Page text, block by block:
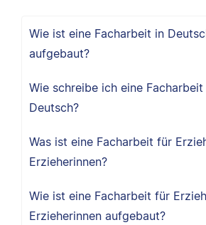
Wie ist eine Facharbeit in
aufgebaut?
Wie schreibe ich eine Facharbeit
Deutsch?
Was ist eine Facharbeit für
Erzieherinnen?
Wie ist eine Facharbeit für
Erzieherinnen aufgebaut?